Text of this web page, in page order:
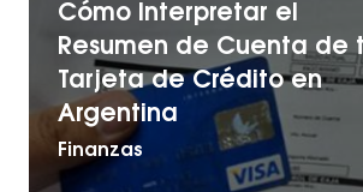
Cómo Interpretar el
Resumen de Cuenta de
Tarjeta de Crédito en
Argentina
Finanzas